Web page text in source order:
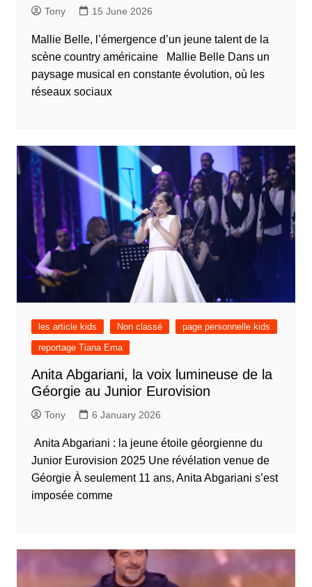
Tony 15 June 2026
Mallie Belle, l’émergence d’un jeune talent de la
scène country américaine Mallie Belle Dans un
paysage musical en constante évolution, où les
réseaux sociaux
les article kids Non classé
page personnelle kids
reportage Tiana Ema
Anita Abgariani, la voix lumineuse de la
Géorgie au Junior Eurovision
Tony 6 January 2026
Anita Abgariani : la jeune étoile géorgienne du
Junior Eurovision 2025 Une révélation venue de
Géorgie À seulement 11 ans, Anita Abgariani s’est
imposée comme